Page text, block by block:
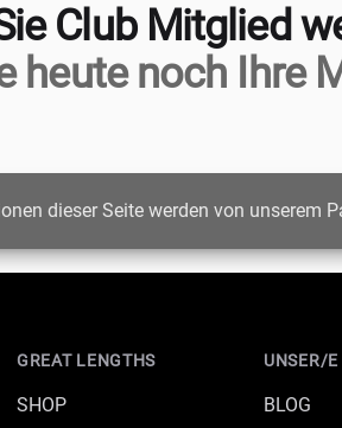
Club Mitglied
heute noch Ihre
dieser Seite werden von unserem
GREAT LENGTHS
SHOP
UNSER/E
BLOG